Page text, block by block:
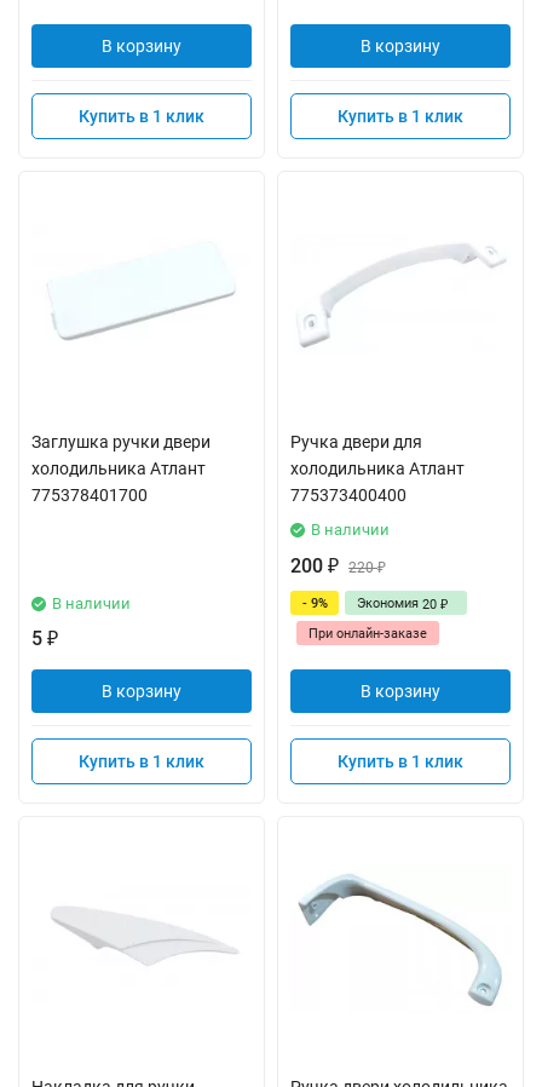
В корзину
Купить в 1 клик
В корзину
Купить в 1 клик
Заглушка ручки двери
холодильника Атлант
775378401700
В наличии
5 ₽
В корзину
Купить в 1 клик
Ручка двери для
холодильника Атлант
775373400400
В наличии
200 ₽ 220₽
- 9% Экономия 20 ₽
При онлайн-заказе
В корзину
Купить в 1 клик